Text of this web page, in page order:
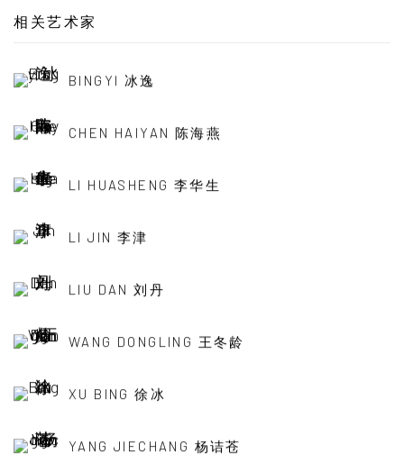
相关艺术家
BINGYI 冰逸
CHEN HAIYAN 陈海燕
LI HUASHENG 李华生
LI JIN 李津
LIU DAN 刘丹
WANG DONGLING 王冬龄
XU BING 徐冰
YANG JIECHANG 杨诘苍